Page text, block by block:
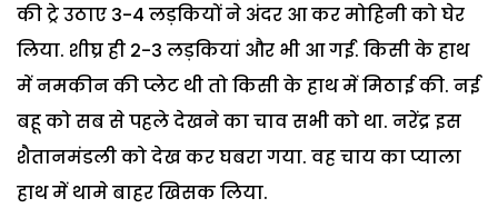
की ट्रे उठाए 3-4 लड़कियों ने अंदर आ कर मोहिनी को घेर
लिया. शीघ्र ही 2-3 लड़कियां और भी आ गईं. किसी के हाथ
में नमकीन की प्लेट थी तो किसी के हाथ में मिठाई की. नई
बहू को सब से पहले देखने का चाव सभी को था. नरेंद्र इस
शैतानमंडली को देख कर घबरा गया. वह चाय का प्याला
हाथ में थामे बाहर खिसक लिया.